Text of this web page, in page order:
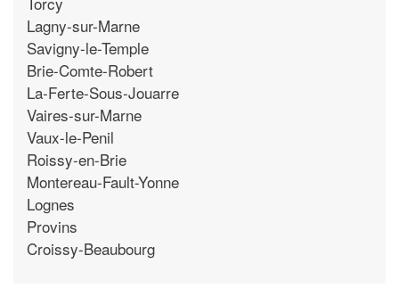
Lagny-sur-Marne
Savigny-le-Temple
Brie-Comte-Robert
La-Ferte-Sous-Jouarre
Vaires-sur-Marne
Vaux-le-Penil
Roissy-en-Brie
Montereau-Fault-Yonne
Lognes
Provins
Croissy-Beaubourg